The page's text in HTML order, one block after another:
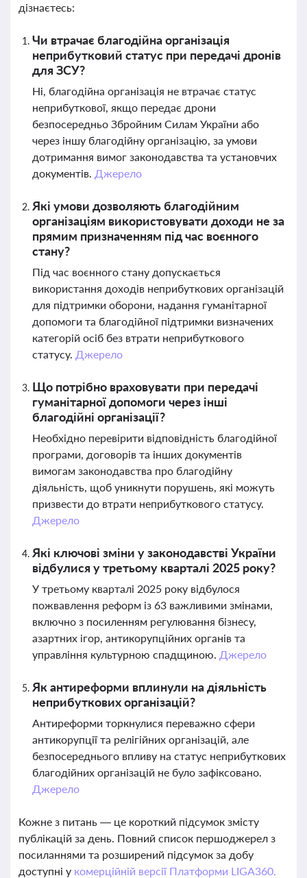
дізнаєтесь:
Чи втрачає благодійна організація
неприбутковий статус при передачі дронів
для ЗСУ?
Ні, благодійна організація не втрачає статус
неприбуткової, якщо передає дрони
безпосередньо Збройним Силам України або
через іншу благодійну організацію, за умови
дотримання вимог законодавства та установчих
документів. Джерело
Які умови дозволяють благодійним
організаціям використовувати доходи не за
прямим призначенням під час воєнного
стану?
Під час воєнного стану допускається
використання доходів неприбуткових організацій
для підтримки оборони, надання гуманітарної
допомоги та благодійної підтримки визначених
категорій осіб без втрати неприбуткового
статусу. Джерело
Що потрібно враховувати при передачі
гуманітарної допомоги через інші
благодійні організації?
Необхідно перевірити відповідність благодійної
програми, договорів та інших документів
вимогам законодавства про благодійну
діяльність, щоб уникнути порушень, які можуть
призвести до втрати неприбуткового статусу.
Джерело
Які ключові зміни у законодавстві України
відбулися у третьому кварталі 2025 року?
У третьому кварталі 2025 року відбулося
пожвавлення реформ із 63 важливими змінами,
включно з посиленням регулювання бізнесу,
азартних ігор, антикорупційних органів та
управління культурною спадщиною. Джерело
Як антиреформи вплинули на діяльність
неприбуткових організацій?
Антиреформи торкнулися переважно сфери
антикорупції та релігійних організацій, але
безпосереднього впливу на статус неприбуткових
благодійних організацій не було зафіксовано.
Джерело
Кожне з питань — це короткий підсумок змісту
публікацій за день. Повний список першоджерел з
посиланнями та розширений підсумок за добу
доступні у комерційній версії Платформи LIGA360.